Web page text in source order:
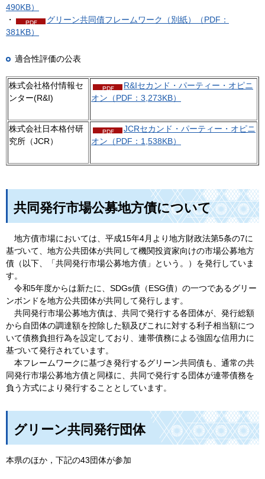
490KB）
・
グリーン共同債フレームワーク（別紙）（PDF：
381KB）
適合性評価の公表
株式会社格付情報セ
ンター(R&I)
R&Iセカンド・パーティー・オピニ
オン（PDF：3,273KB）
株式会社日本格付研
究所（JCR）
JCRセカンド・パーティー・オピニ
オン（PDF：1,538KB）
共同発行市場公募地方債について
地方債市場においては、平成15年4月より地方財政法第5条の7に
基づいて、地方公共団体が共同して機関投資家向けの市場公募地方
債（以下、「共同発行市場公募地方債」という。）を発行していま
す。
令和5年度からは新たに、SDGs債（ESG債）の一つであるグリー
ンボンドを地方公共団体が共同して発行します。
共同発行市場公募地方債は、共同で発行する各団体が、発行総額
から自団体の調達額を控除した額及びこれに対する利子相当額につ
いて債務負担行為を設定しており、連帯債務による強固な信用力に
基づいて発行されています。
本フレームワークに基づき発行するグリーン共同債も、通常の共
同発行市場公募地方債と同様に、共同で発行する団体が連帯債務を
負う方式により発行することとしています。
グリーン共同発行団体
本県のほか，下記の43団体が参加